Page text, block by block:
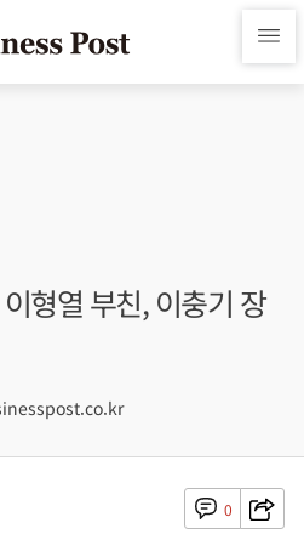
형열 부친, 이충기 장
0